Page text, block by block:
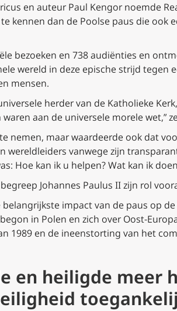
en auteur Paul Kengor noemde
kennen dan de Poolse paus die ook
bezoeken en 738 audiënties en
wereld in deze epische strijd
mensen.
herder van de Katholieke
aan de universele morele wet,”
te nemen, maar waardeerde ook dat
wereldleiders vanwege zijn
Hoe kan ik u helpen? Wat kan ik
Johannes Paulus II zijn rol
belangrijkste impact van de paus op
in Polen en zich over Oost-
1989 en de ineenstorting van het
en heiligde meer